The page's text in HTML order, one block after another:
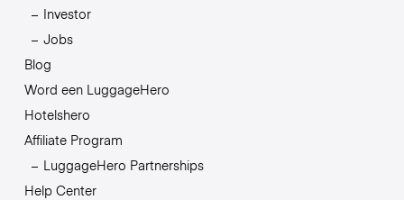
Investor
Jobs
Blog
Word een LuggageHero
Hotelshero
Affiliate Program
LuggageHero Partnerships
Help Center